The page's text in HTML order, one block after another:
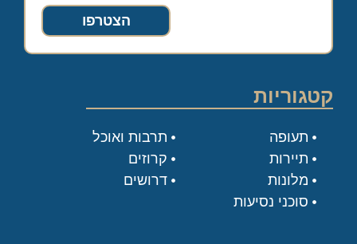
הצטרפו
קטגוריות
תעופה
תיירות
מלונות
סוכני נסיעות
תרבות ואוכל
קרוזים
דרושים